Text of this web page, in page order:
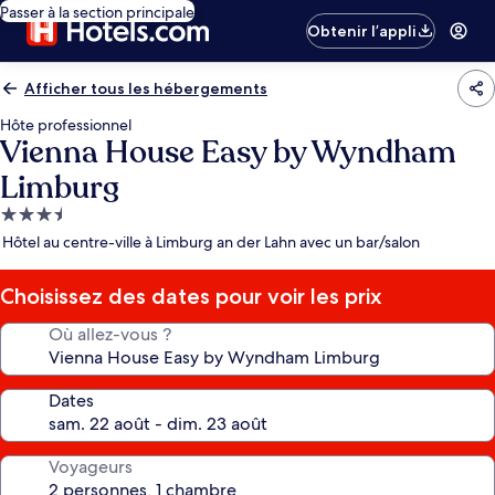
Passer à la section principale
Obtenir l’appli
Afficher tous les hébergements
Hôte professionnel
Vienna House Easy by Wyndham
Limburg
Hébergement
3.5 étoiles
Hôtel au centre-ville à Limburg an der Lahn avec un bar/salon
Choisissez des dates pour voir les prix
Où allez-vous ?
Dates
Voyageurs